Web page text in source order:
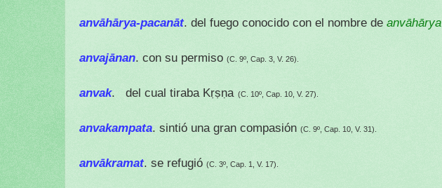
anvāhārya-pacanāt. del fuego conocido con el nombre de anvāhārya
anvajānan. con su permiso (C. 9º, Cap. 3, V. 26).
anvak. del cual tiraba Kṛṣṇa (C. 10º, Cap. 10, V. 27).
anvakampata. sintió una gran compasión (C. 9º, Cap. 10, V. 31).
anvākramat. se refugió (C. 3º, Cap. 1, V. 17).